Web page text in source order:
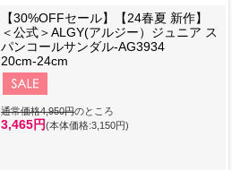
【30%OFFセール】【24春夏 新作】
＜公式＞ALGY(アルジー）ジュニア ス
パンコールサンダル-AG3934
20cm-24cm
通常価格4,950円のところ
3,465円(本体価格:3,150円)